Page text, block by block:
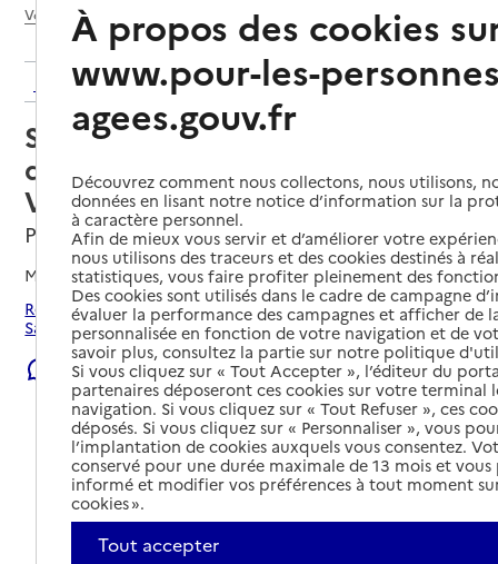
Voir le fil d’Ariane
Retour aux résultats de l'annuaire
Service de soins infirmiers à
domicile – SSIAD ADMR Les 2
Vallées
Port-Sainte-Marie, LOT-ET-GARONNE
Mis à jour le05/08/2026
Rechercher les établissements et services autour de Port-
Sainte-Marie.
Signaler une erreur
À propos des cookies
www.pour-les-
agees.gouv.fr
Découvrez comment nous collectons, nous utilisons,
données en lisant notre notice d’information sur la
à caractère personnel.
Afin de mieux vous servir et d’améliorer votre
nous utilisons des traceurs et des cookies destinés à
statistiques, vous faire profiter pleinement des
Des cookies sont utilisés dans le cadre de campagne
évaluer la performance des campagnes et afficher de
personnalisée en fonction de votre navigation et de
savoir plus, consultez la partie sur notre politique
Si vous cliquez sur « Tout Accepter », l’éditeur du
partenaires déposeront ces cookies sur votre terminal
navigation. Si vous cliquez sur « Tout Refuser », ces
déposés. Si vous cliquez sur « Personnaliser », vous
l’implantation de cookies auxquels vous consentez.
conservé pour une durée maximale de 13 mois et
informé et modifier vos préférences à tout moment
cookies ».
Tout accepter